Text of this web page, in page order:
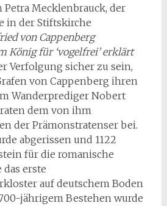
Mecklenbrauck, der
in der Stiftskirche
von Cappenberg
König für ‘vogelfrei’ erklärt
Verfolgung sicher zu sein,
von Cappenberg ihren
Wanderprediger Nobert
dem von ihm
der Prämonstratenser bei.
abgerissen und 1122
für die romanische
erste
auf deutschem Boden
jährigem Bestehen wurde